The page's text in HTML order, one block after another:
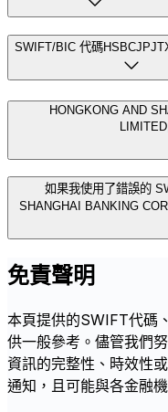
SWIFT/BIC 代碼
HONGKONG AND
如果我使用了錯誤的
SHANGHAI BANKING
免責聲明
本頁提供的SWIFT代碼
供一般參考。儘管我們
資訊的完整性、時效性
通知，且可能與各金融